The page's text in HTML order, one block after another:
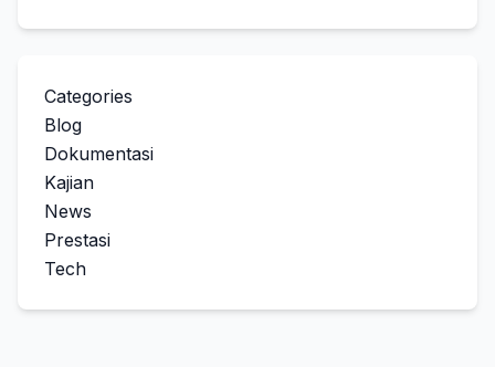
Categories
Blog
Dokumentasi
Kajian
News
Prestasi
Tech